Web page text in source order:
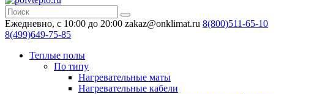
Ежедневно, с 10:00 до 20:00 zakaz@onklimat.ru 8(800)511-65-10
8(499)649-75-85
Теплые полы
По типу
Нагревательные маты
Нагревательные кабели